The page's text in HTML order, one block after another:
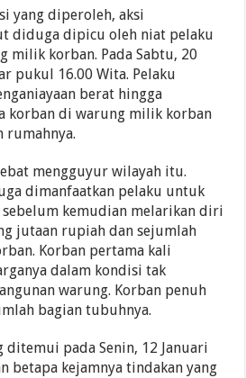
yang diperoleh, aksi
diduga dipicu oleh niat pelaku
milik korban. Pada Sabtu, 20
pukul 16.00 Wita. Pelaku
berat hingga
korban di warung milik korban
rumahnya.
mengguyur wilayah itu.
dimanfaatkan pelaku untuk
sebelum kemudian melarikan diri
jutaan rupiah dan sejumlah
Korban pertama kali
dalam kondisi tak
warung. Korban penuh
bagian tubuhnya.
ditemui pada Senin, 12 Januari
betapa kejamnya tindakan yang